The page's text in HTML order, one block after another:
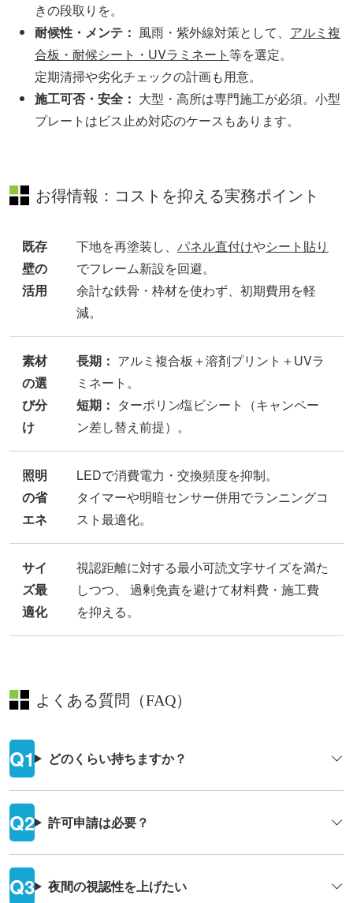
きの段取りを。
耐候性・メンテ： 風雨・紫外線対策として、 アルミ複
合板・耐候シート・UVラミネート等を選定。
定期清掃や劣化チェックの計画も用意。
施工可否・安全： 大型・高所は専門施工が必須。小型
プレートはビス止め対応のケースもあります。
お得情報：コストを抑える実務ポイント
既存
壁の
活用
下地を再塗装し、 パネル直付けやシート貼り
でフレーム新設を回避。
余計な鉄骨・枠材を使わず、初期費用を軽
減。
素材
の選
び分
け
長期： アルミ複合板＋溶剤プリント＋UVラ
ミネート。
短期： ターポリン∕塩ビシート（キャンペー
ン差し替え前提）。
照明
の省
エネ
LEDで消費電力・交換頻度を抑制。
タイマーや明暗センサー併用でランニングコ
スト最適化。
サイ
ズ最
適化
視認距離に対する最小可読文字サイズを満た
しつつ、 過剰免責を避けて材料費・施工費
を抑える。
よくある質問（FAQ）
どのくらい持ちますか？
許可申請は必要？
夜間の視認性を上げたい